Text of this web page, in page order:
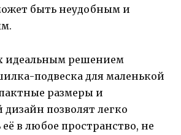
быть неудобным и
идеальным решением
подвеска для маленькой
размеры и
позволят легко
в любое пространство, не